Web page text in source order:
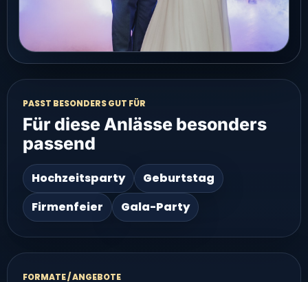
PASST BESONDERS GUT FÜR
Für diese Anlässe besonders
passend
Hochzeitsparty
Geburtstag
Firmenfeier
Gala-Party
FORMATE / ANGEBOTE